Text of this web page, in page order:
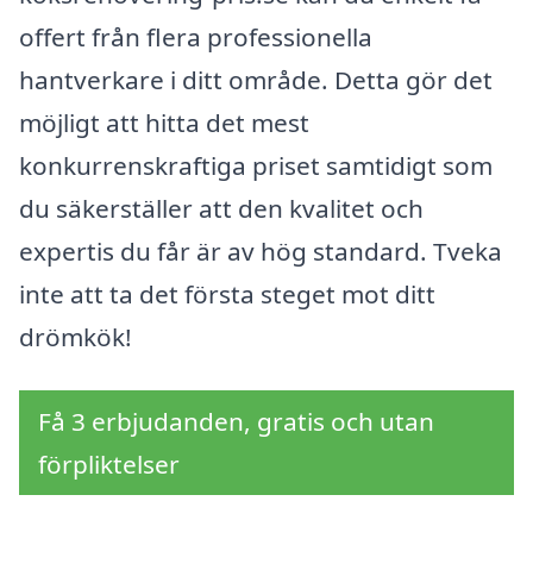
offert från flera professionella
hantverkare i ditt område. Detta gör det
möjligt att hitta det mest
konkurrenskraftiga priset samtidigt som
du säkerställer att den kvalitet och
expertis du får är av hög standard. Tveka
inte att ta det första steget mot ditt
drömkök!
Få 3 erbjudanden, gratis och utan
förpliktelser